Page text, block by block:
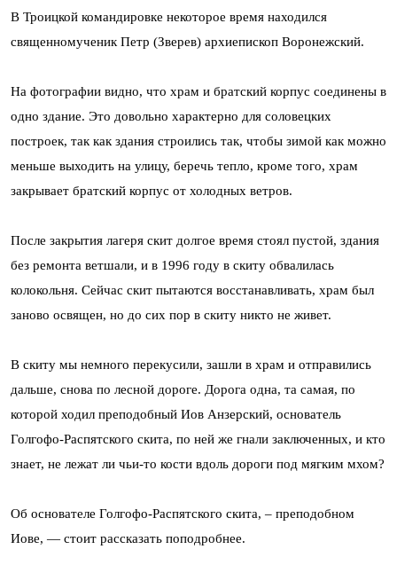
В Троицкой командировке некоторое время находился
священномученик Петр (Зверев) архиепископ Воронежский.
На фотографии видно, что храм и братский корпус соединены в
одно здание. Это довольно характерно для соловецких
построек, так как здания строились так, чтобы зимой как можно
меньше выходить на улицу, беречь тепло, кроме того, храм
закрывает братский корпус от холодных ветров.
После закрытия лагеря скит долгое время стоял пустой, здания
без ремонта ветшали, и в 1996 году в скиту обвалилась
колокольня. Сейчас скит пытаются восстанавливать, храм был
заново освящен, но до сих пор в скиту никто не живет.
В скиту мы немного перекусили, зашли в храм и отправились
дальше, снова по лесной дороге. Дорога одна, та самая, по
которой ходил преподобный Иов Анзерский, основатель
Голгофо-Распятского скита, по ней же гнали заключенных, и кто
знает, не лежат ли чьи-то кости вдоль дороги под мягким мхом?
Об основателе Голгофо-Распятского скита, – преподобном
Иове, — стоит рассказать поподробнее.